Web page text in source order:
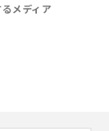
メディア